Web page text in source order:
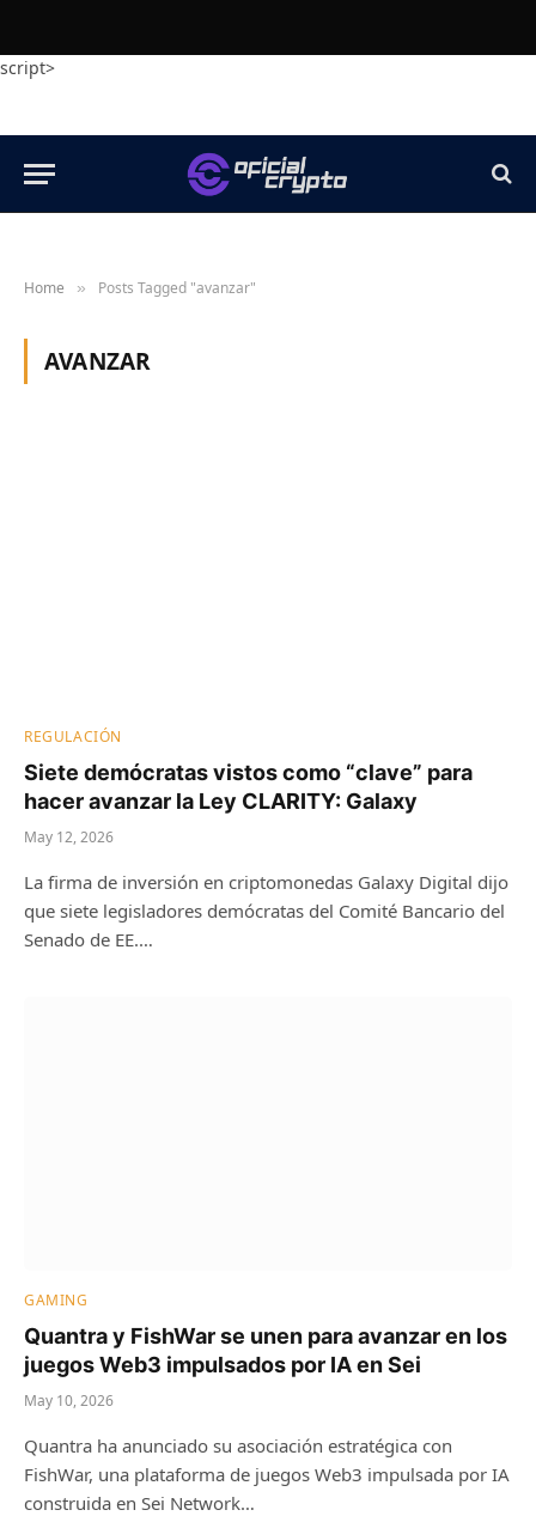
script>
Home » Posts Tagged "avanzar"
AVANZAR
REGULACIÓN
Siete demócratas vistos como “clave” para
hacer avanzar la Ley CLARITY: Galaxy
May 12, 2026
La firma de inversión en criptomonedas Galaxy Digital dijo
que siete legisladores demócratas del Comité Bancario del
Senado de EE.…
GAMING
Quantra y FishWar se unen para avanzar en los
juegos Web3 impulsados ​​por IA en Sei
May 10, 2026
Quantra ha anunciado su asociación estratégica con
FishWar, una plataforma de juegos Web3 impulsada por IA
construida en Sei Network…